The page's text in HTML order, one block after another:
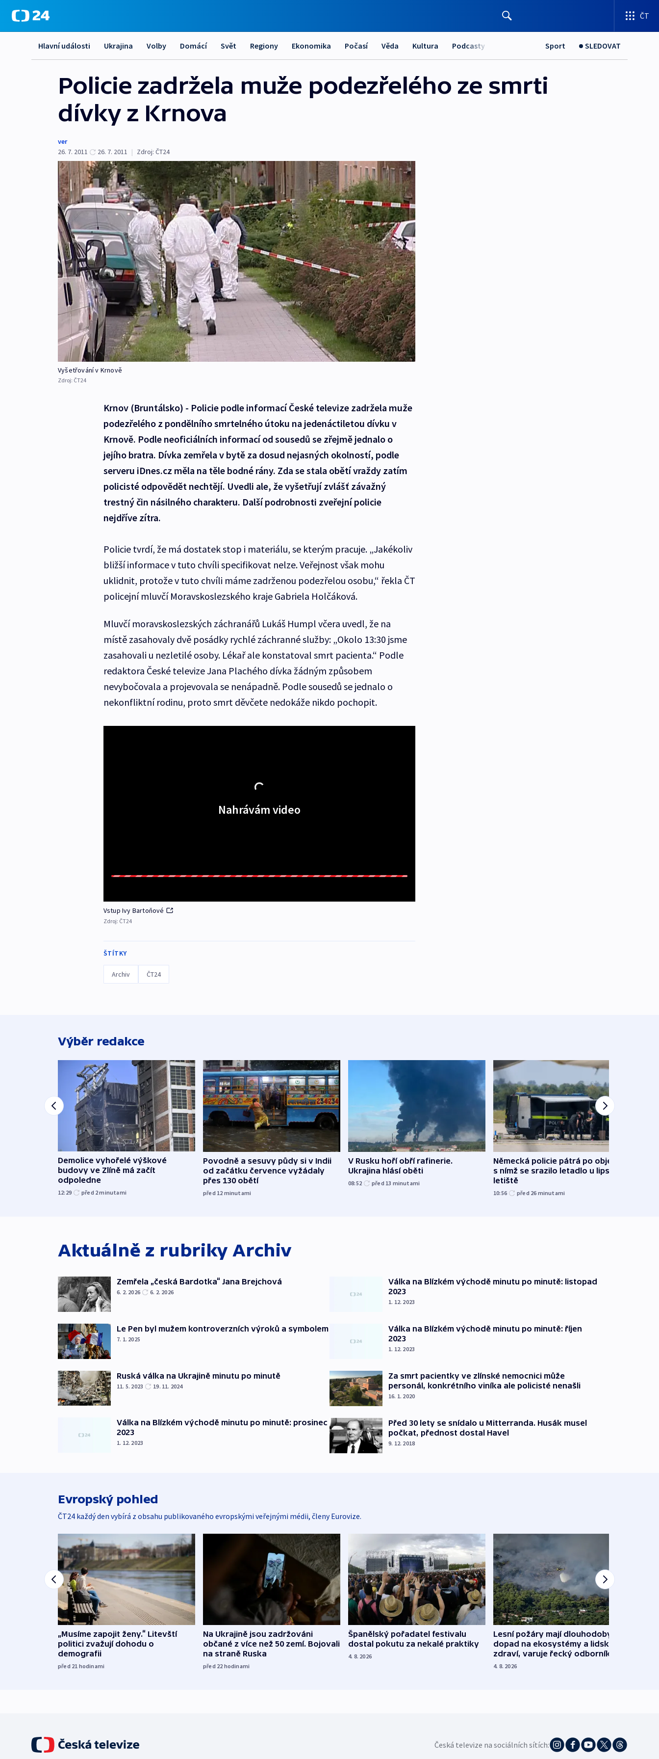
ČT
Hlavní události Ukrajina Volby Domácí Svět Regiony Ekonomika Počasí Věda Kultura Podcasty Sport SLEDOVAT
Policie zadržela muže podezřelého ze smrti
dívky z Krnova
ver
26. 7. 2011
26. 7. 2011 | Zdroj: ČT24
Vyšetřování v Krnově
Zdroj: ČT24
Krnov (Bruntálsko) - Policie podle informací České televize zadržela muže
podezřelého z pondělního smrtelného útoku na jedenáctiletou dívku v
Krnově. Podle neoficiálních informací od sousedů se zřejmě jednalo o
jejího bratra. Dívka zemřela v bytě za dosud nejasných okolností, podle
serveru iDnes.cz měla na těle bodné rány. Zda se stala obětí vraždy zatím
policisté odpovědět nechtějí. Uvedli ale, že vyšetřují zvlášť závažný
trestný čin násilného charakteru. Další podrobnosti zveřejní policie
nejdříve zítra.
Policie tvrdí, že má dostatek stop i materiálu, se kterým pracuje. „Jakékoliv
bližší informace v tuto chvíli specifikovat nelze. Veřejnost však mohu
uklidnit, protože v tuto chvíli máme zadrženou podezřelou osobu,“ řekla ČT
policejní mluvčí Moravskoslezského kraje Gabriela Holčáková.
Mluvčí moravskoslezských záchranářů Lukáš Humpl včera uvedl, že na
místě zasahovaly dvě posádky rychlé záchranné služby: „Okolo 13:30 jsme
zasahovali u nezletilé osoby. Lékař ale konstatoval smrt pacienta.“ Podle
redaktora České televize Jana Plachého dívka žádným způsobem
nevybočovala a projevovala se nenápadně. Podle sousedů se jednalo o
nekonfliktní rodinu, proto smrt děvčete nedokáže nikdo pochopit.
Nahrávám video
Vstup Ivy Bartoňové
Zdroj: ČT24
ŠTÍTKY
Archiv ČT24
Výběr redakce
Demolice vyhořelé výškové
budovy ve Zlíně má začít
odpoledne
12:29 před 2minutami
Povodně a sesuvy půdy si v Indii
od začátku července vyžádaly
přes 130 obětí
před 12 minutami
V Rusku hoří obří rafinerie.
Ukrajina hlásí oběti
08:52 před 13 minutami
Německá policie pátrá po objektu,
s nímž se srazilo letadlo u lipského
letiště
10:56 před 26 minutami
Aktuálně z rubriky Archiv
Zemřela „česká Bardotka“ Jana Brejchová
6. 2. 2026 6. 2. 2026
Le Pen byl mužem kontroverzních výroků a symbolem
7. 1. 2025
Ruská válka na Ukrajině minutu po minutě
11. 5. 2023 19. 11. 2024
Válka na Blízkém východě minutu po minutě: prosinec
2023
1. 12. 2023
Válka na Blízkém východě minutu po minutě: listopad
2023
1. 12. 2023
Válka na Blízkém východě minutu po minutě: říjen
2023
1. 12. 2023
Za smrt pacientky ve zlínské nemocnici může
personál, konkrétního viníka ale policisté nenašli
16. 1. 2020
Před 30 lety se snídalo u Mitterranda. Husák musel
počkat, přednost dostal Havel
9. 12. 2018
Evropský pohled
ČT24 každý den vybírá z obsahu publikovaného evropskými veřejnými médii, členy Eurovize.
„Musíme zapojit ženy.“ Litevští
politici zvažují dohodu o
demografii
před 21 hodinami
Na Ukrajině jsou zadržováni
občané z více než 50 zemí. Bojovali
na straně Ruska
před 22 hodinami
Španělský pořadatel festivalu
dostal pokutu za nekalé praktiky
4. 8. 2026
Lesní požáry mají dlouhodobý
dopad na ekosystémy a lidské
zdraví, varuje řecký odborník
4. 8. 2026
Česká televize na sociálních sítích: